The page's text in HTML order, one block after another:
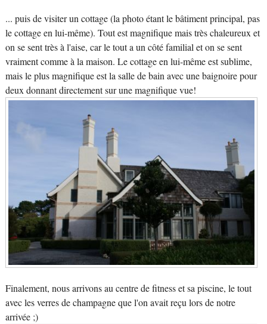
... puis de visiter un cottage (la photo étant le bâtiment principal, pas
le cottage en lui-même). Tout est magnifique mais très chaleureux et
on se sent très à l'aise, car le tout a un côté familial et on se sent
vraiment comme à la maison. Le cottage en lui-même est sublime,
mais le plus magnifique est la salle de bain avec une baignoire pour
deux donnant directement sur une magnifique vue!
Finalement, nous arrivons au centre de fitness et sa piscine, le tout
avec les verres de champagne que l'on avait reçu lors de notre
arrivée ;)